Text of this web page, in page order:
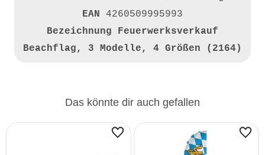
EAN 4260509995993
Bezeichnung Feuerwerksverkauf
Beachflag, 3 Modelle, 4 Größen (2164)
Das könnte dir auch gefallen